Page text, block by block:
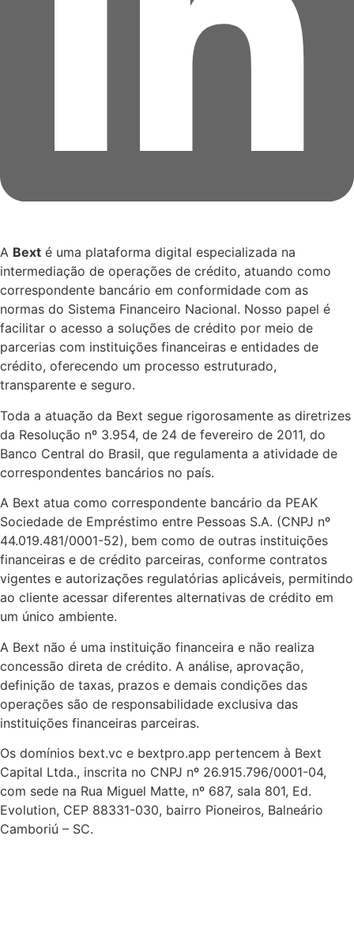
A Bext é uma plataforma digital especializada na
intermediação de operações de crédito, atuando como
correspondente bancário em conformidade com as
normas do Sistema Financeiro Nacional. Nosso papel é
facilitar o acesso a soluções de crédito por meio de
parcerias com instituições financeiras e entidades de
crédito, oferecendo um processo estruturado,
transparente e seguro.
Toda a atuação da Bext segue rigorosamente as diretrizes
da Resolução nº 3.954, de 24 de fevereiro de 2011, do
Banco Central do Brasil, que regulamenta a atividade de
correspondentes bancários no país.
A Bext atua como correspondente bancário da PEAK
Sociedade de Empréstimo entre Pessoas S.A. (CNPJ nº
44.019.481/0001-52), bem como de outras instituições
financeiras e de crédito parceiras, conforme contratos
vigentes e autorizações regulatórias aplicáveis, permitindo
ao cliente acessar diferentes alternativas de crédito em
um único ambiente.
A Bext não é uma instituição financeira e não realiza
concessão direta de crédito. A análise, aprovação,
definição de taxas, prazos e demais condições das
operações são de responsabilidade exclusiva das
instituições financeiras parceiras.
Os domínios bext.vc e bextpro.app pertencem à Bext
Capital Ltda., inscrita no CNPJ nº 26.915.796/0001-04,
com sede na Rua Miguel Matte, nº 687, sala 801, Ed.
Evolution, CEP 88331-030, bairro Pioneiros, Balneário
Camboriú – SC.